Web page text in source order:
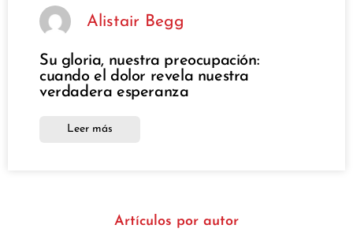
Alistair Begg
Su gloria, nuestra preocupación:
cuando el dolor revela nuestra
verdadera esperanza
Leer más
Artículos por autor